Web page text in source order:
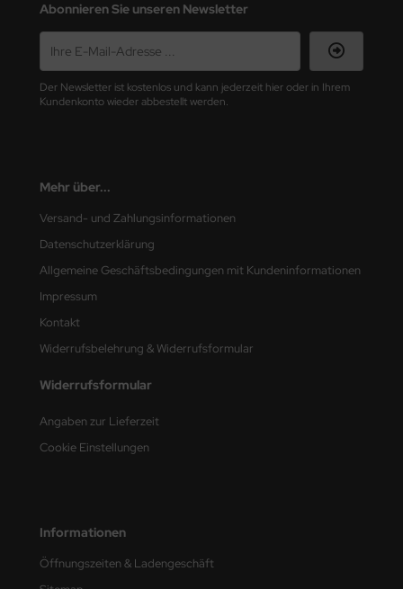
Abonnieren Sie unseren Newsletter
Der Newsletter ist kostenlos und kann jederzeit hier oder in Ihrem
Kundenkonto wieder abbestellt werden.
Mehr über...
Versand- und Zahlungsinformationen
Datenschutzerklärung
Allgemeine Geschäftsbedingungen mit Kundeninformationen
Impressum
Kontakt
Widerrufsbelehrung & Widerrufsformular
Widerrufsformular
Angaben zur Lieferzeit
Cookie Einstellungen
Informationen
Öffnungszeiten & Ladengeschäft